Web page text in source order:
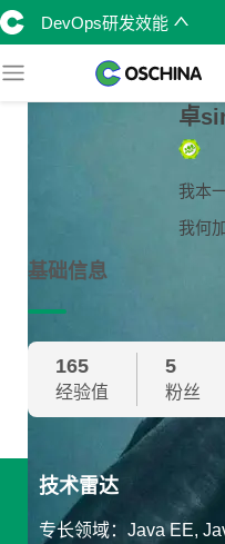
DevOps研发效能
卓
我本
我何
基础信息
165
经验值
5
粉丝
技术雷达
专长领域：Java EE,